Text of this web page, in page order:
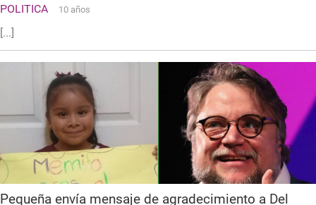
POLITICA 10 años
[...]
Pequeña envía mensaje de agradecimiento a Del